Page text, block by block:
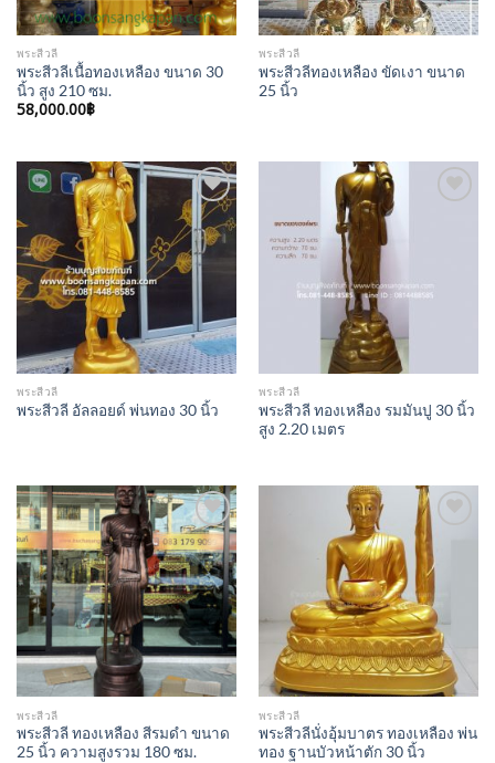
พระสีวลี
พระสีวลีเนื้อทองเหลือง ขนาด 30
นิ้ว สูง 210 ซม.
58,000.00฿
พระสีวลี
พระสีวลีทองเหลือง ขัดเงา ขนาด
25 นิ้ว
Add to
Wishlist
พระสีวลี
พระสีวลี อัลลอยด์ พ่นทอง 30 นิ้ว
พระสีวลี
พระสีวลี ทองเหลือง รมมันปู 30 นิ้ว
สูง 2.20 เมตร
Add to
Wishlist
พระสีวลี
พระสีวลี ทองเหลือง สีรมดำ ขนาด
25 นิ้ว ความสูงรวม 180 ซม.
Add to
Wishlist
พระสีวลี
พระสีวลีนั่งอุ้มบาตร ทองเหลือง พ่น
ทอง ฐานบัวหน้าตัก 30 นิ้ว